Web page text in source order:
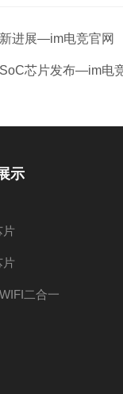
进展—im电竞官网
芯片发布—im电
示
片
片
二合一